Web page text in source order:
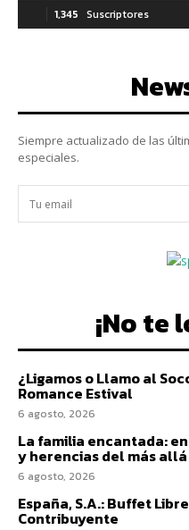
1,345 Suscriptores
Siempre actualizado de las
especiales.
¡No te
¿Ligamos o Llamo al
Romance Estival
6 agosto, 2026
La familia encantada:
y herencias del más allá
6 agosto, 2026
España, S.A.: Buffet
Contribuyente